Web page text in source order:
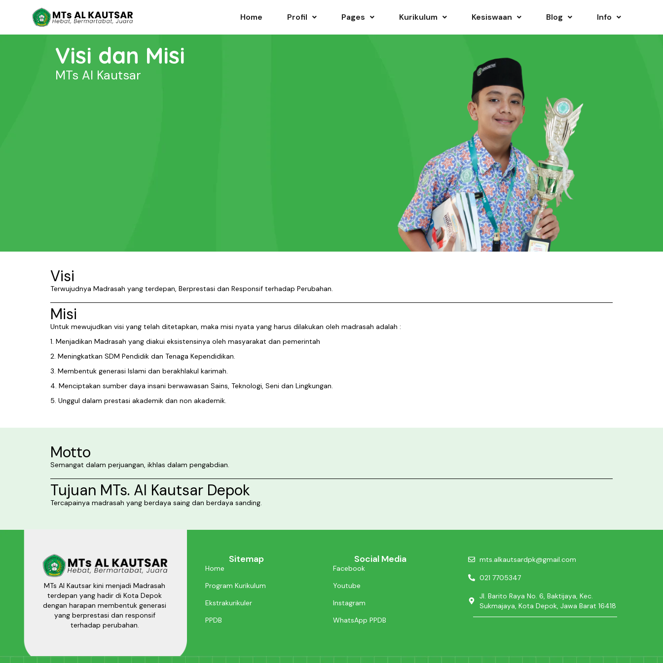
Home Profil Pages Kurikulum Kesiswaan Blog Info
Visi dan Misi
MTs Al Kautsar
Visi
Terwujudnya Madrasah yang terdepan, Berprestasi dan Responsif terhadap Perubahan.
Misi
Untuk mewujudkan visi yang telah ditetapkan, maka misi nyata yang harus dilakukan oleh madrasah adalah :
1. Menjadikan Madrasah yang diakui eksistensinya oleh masyarakat dan pemerintah
2. Meningkatkan SDM Pendidik dan Tenaga Kependidikan.
3. Membentuk generasi Islami dan berakhlakul karimah.
4. Menciptakan sumber daya insani berwawasan Sains, Teknologi, Seni dan Lingkungan.
5. Unggul dalam prestasi akademik dan non akademik.
Motto
Semangat dalam perjuangan, ikhlas dalam pengabdian.
Tujuan MTs. Al Kautsar Depok
Tercapainya madrasah yang berdaya saing dan berdaya sanding.
MTs Al Kautsar kini menjadi Madrasah
terdepan yang hadir di Kota Depok
dengan harapan membentuk generasi
yang berprestasi dan responsif
terhadap perubahan.
Sitemap
Home
Program Kurikulum
Ekstrakurikuler
PPDB
Social Media
Facebook
Youtube
Instagram
WhatsApp PPDB
mts.alkautsardpk@gmail.com
021 7705347
Jl. Barito Raya No. 6, Baktijaya, Kec.
Sukmajaya, Kota Depok, Jawa Barat 16418